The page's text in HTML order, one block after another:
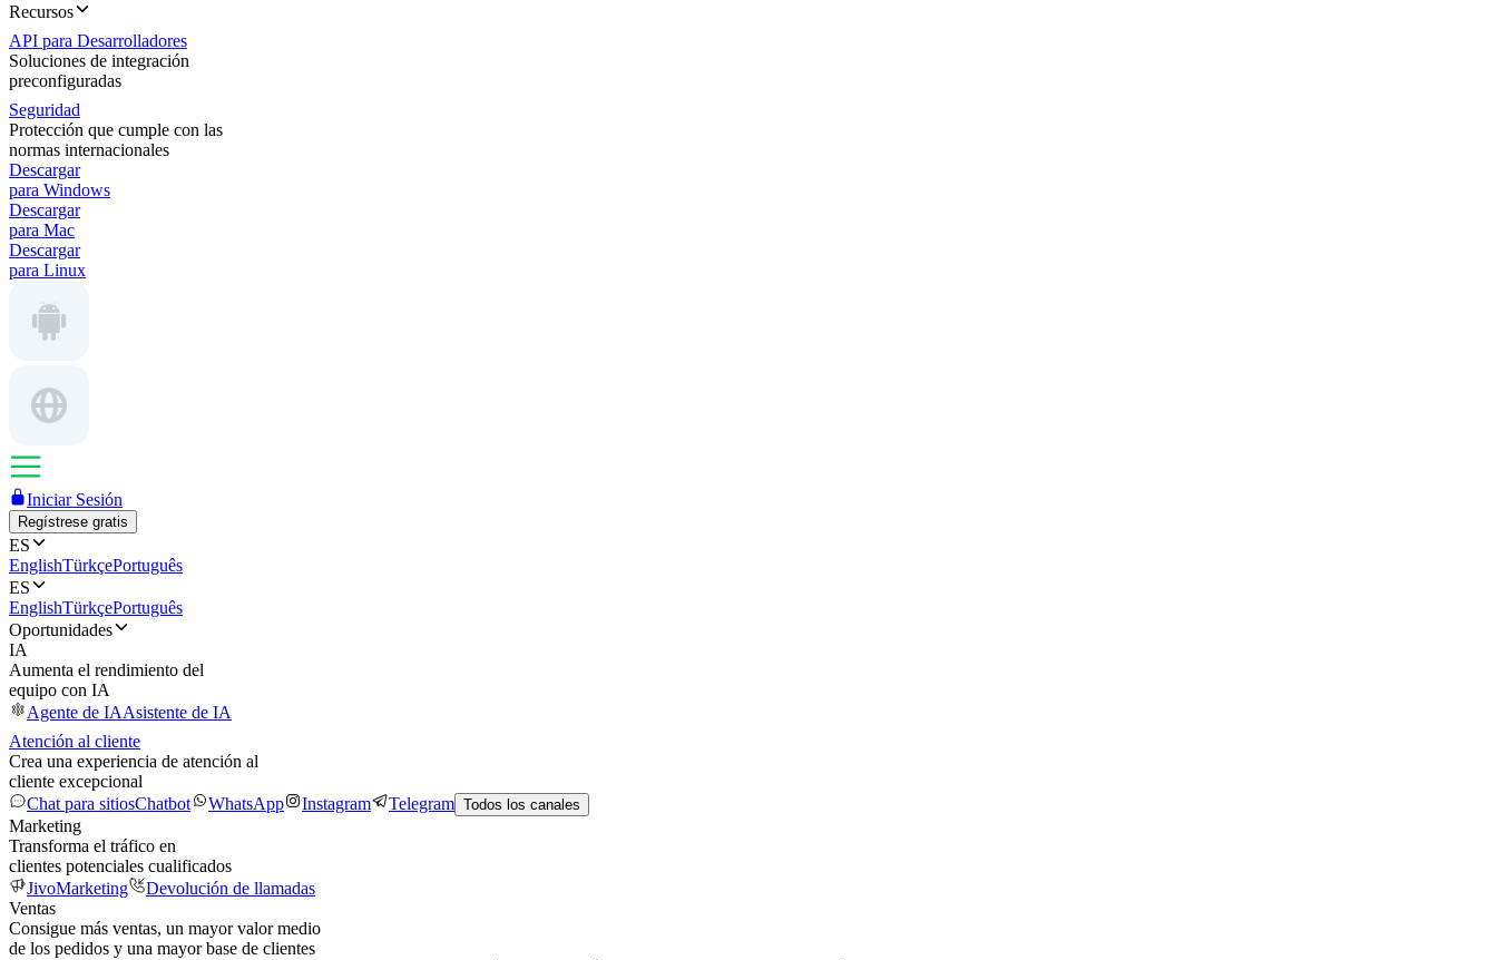
Recursos
API para Desarrolladores
Soluciones de integración
preconfiguradas
Seguridad
Protección que cumple con las
normas internacionales
Descargar
para Windows
Descargar
para Mac
Descargar
para Linux
Iniciar Sesión
Regístrese gratis
ES
EnglishTürkçePortuguês
ES
EnglishTürkçePortuguês
Oportunidades
IA
Aumenta el rendimiento del
equipo con IA
Agente de IAAsistente de IA
Atención al cliente
Crea una experiencia de atención al
cliente excepcional
Chat para sitiosChatbot WhatsApp Instagram Telegram Todos los canales
Marketing
Transforma el tráfico en
clientes potenciales cualificados
JivoMarketing
Devolución de llamadas
Ventas
Consigue más ventas, un mayor valor medio
de los pedidos y una mayor base de clientes